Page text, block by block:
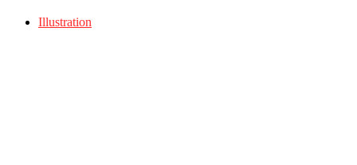
Illustration